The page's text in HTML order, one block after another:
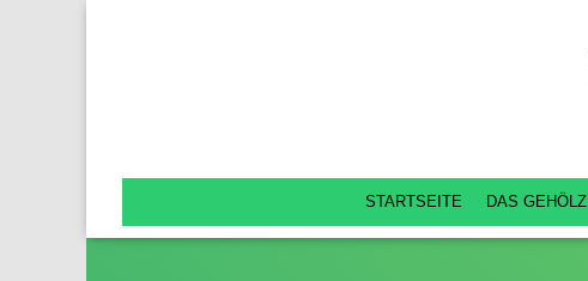
STARTSEITE DAS GEHÖLZ